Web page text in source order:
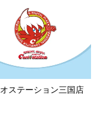
ステーション三国店